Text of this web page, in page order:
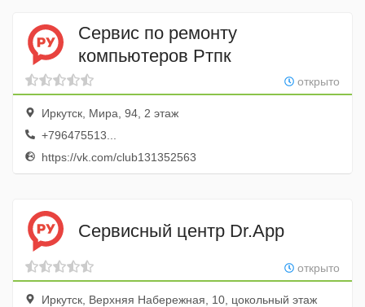
Сервис по ремонту
компьютеров Ртпк
открыто
Иркутск, Мира, 94, 2 этаж
+796475513...
https://vk.com/club131352563
Сервисный центр Dr.App
открыто
Иркутск, Верхняя Набережная, 10, цокольный этаж